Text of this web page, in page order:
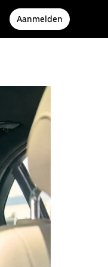
Aanmelden